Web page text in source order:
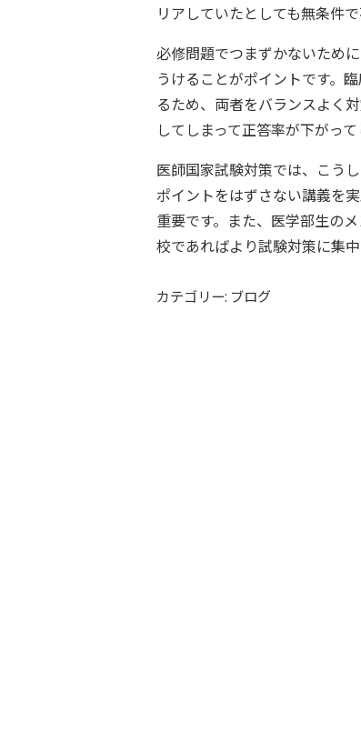
リアしていたとしても無条件
必修問題でつまずかないため
うけることがポイントです。
るため、両者をバランスよく
してしまって正答率が下がって
医師国家試験対策では、こう
ポイントをはずさない講義を
重要です。また、医学部生の
校であればより試験対策に集中
カテゴリー: ブログ